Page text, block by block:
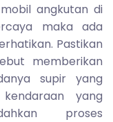
angkutan di
maka ada
Pastikan
memberikan
supir yang
yang
proses